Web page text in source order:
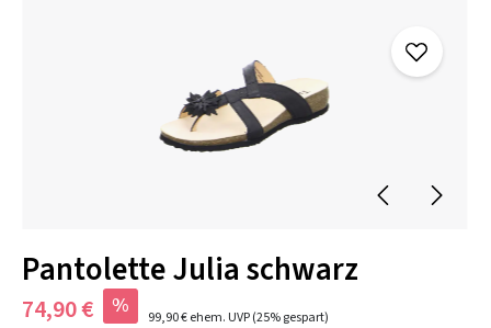
Pantolette Julia schwarz
74,90 € % 99,90 €ehem. UVP(25% gespart)